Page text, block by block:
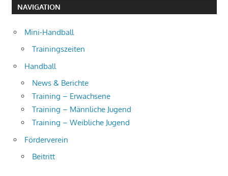
NAVIGATION
Mini-Handball
Trainingszeiten
Handball
News & Berichte
Training – Erwachsene
Training – Männliche Jugend
Training – Weibliche Jugend
Förderverein
Beitritt